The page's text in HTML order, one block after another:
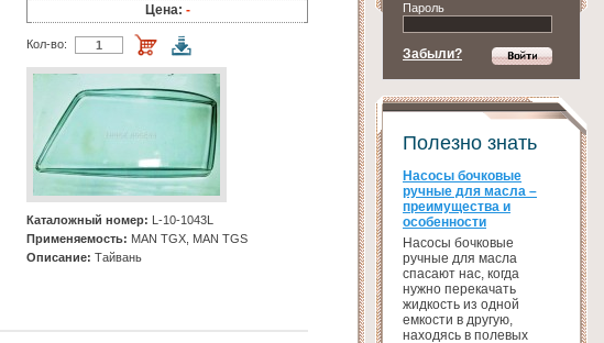
Цена: -
Кол-во:
Каталожный номер: L-10-1043L
Применяемость: MAN TGX, MAN TGS
Описание: Тайвань
Пароль
Забыли?
Полезно знать
Насосы бочковые
ручные для масла –
преимущества и
особенности
Насосы бочковые
ручные для масла
спасают нас, когда
нужно перекачать
жидкость из одной
емкости в другую,
находясь в полевых